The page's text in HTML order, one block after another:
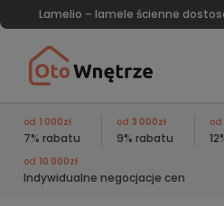
Lamelio – lamele ścienne
od 1 000zł
7% rabatu
od 3 000zł
9% rabatu
od
od 10 000zł
Indywidualne negocjacje cen